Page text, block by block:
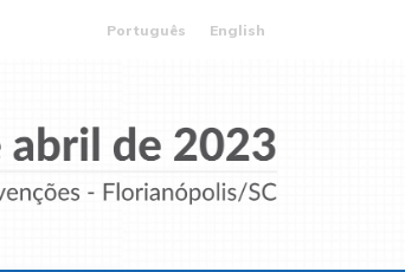
Português English